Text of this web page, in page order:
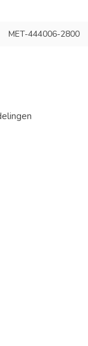
MET-444006-2800